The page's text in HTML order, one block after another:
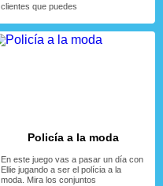
clientes que puedes
Policía a la moda
En este juego vas a pasar un día con
Ellie jugando a ser el polícia a la
moda. Mira los conjuntos